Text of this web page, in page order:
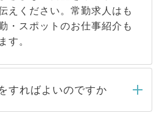
えください。常勤求人はも
・スポットのお仕事紹介も
す。
すればよいのですか